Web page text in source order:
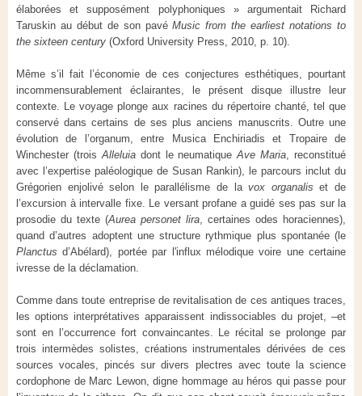
élaborées et supposément polyphoniques » argumentait Richard
Taruskin au début de son pavéMusic from the earliest notations to
the sixteen century (Oxford University Press, 2010, p. 10).
Même s’il fait l’économie de ces conjectures esthétiques, pourtant
incommensurablement éclairantes, le présent disque illustre leur
contexte. Le voyage plonge aux racines du répertoire chanté, tel que
conservé dans certains de ses plus anciens manuscrits. Outre une
évolution de l’organum, entre Musica Enchiriadis et Tropaire de
Winchester (trois Alleluiadont le neumatiqueAve Maria , reconstitué
avec l’expertise paléologique de Susan Rankin), le parcours inclut du
Grégorien enjolivé selon le parallélisme de lavox organalis et de
l’excursion à intervalle fixe. Le versant profane a guidé ses pas sur la
prosodie du texte (Aurea personet lira , certaines odes horaciennes),
quand d’autres adoptent une structure rythmique plus spontanée (le
Planctus d’Abélard), portée par l'influx mélodique voire une certaine
ivresse de la déclamation.
Comme dans toute entreprise de revitalisation de ces antiques traces,
les options interprétatives apparaissent indissociables du projet, –et
sont en l’occurrence fort convaincantes. Le récital se prolonge par
trois intermèdes solistes, créations instrumentales dérivées de ces
sources vocales, pincés sur divers plectres avec toute la science
cordophone de Marc Lewon, digne hommage au héros qui passe pour